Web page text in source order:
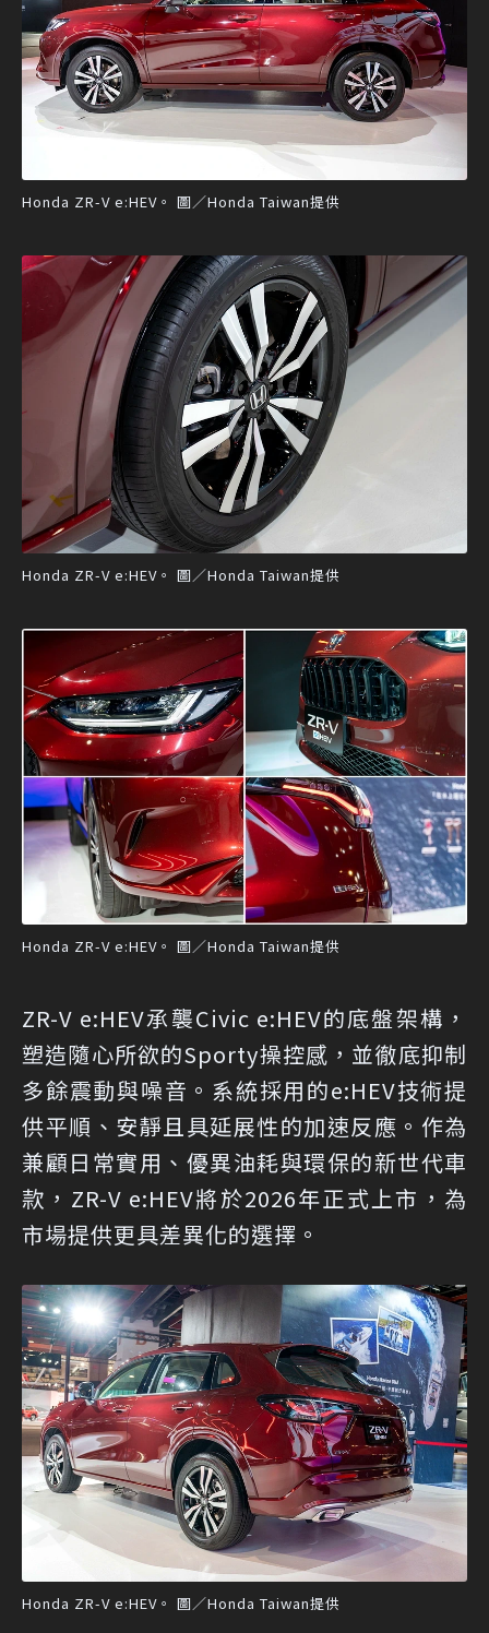
Honda ZR-V e:HEV。 圖／Honda Taiwan提供
Honda ZR-V e:HEV。 圖／Honda Taiwan提供
Honda ZR-V e:HEV。 圖／Honda Taiwan提供
ZR-V e:HEV承襲Civic e:HEV的底盤架構，
塑造隨心所欲的Sporty操控感，並徹底抑制
多餘震動與噪音。系統採用的e:HEV技術提
供平順、安靜且具延展性的加速反應。作為
兼顧日常實用、優異油耗與環保的新世代車
款，ZR-V e:HEV將於2026年正式上市，為
市場提供更具差異化的選擇。
Honda ZR-V e:HEV。 圖／Honda Taiwan提供